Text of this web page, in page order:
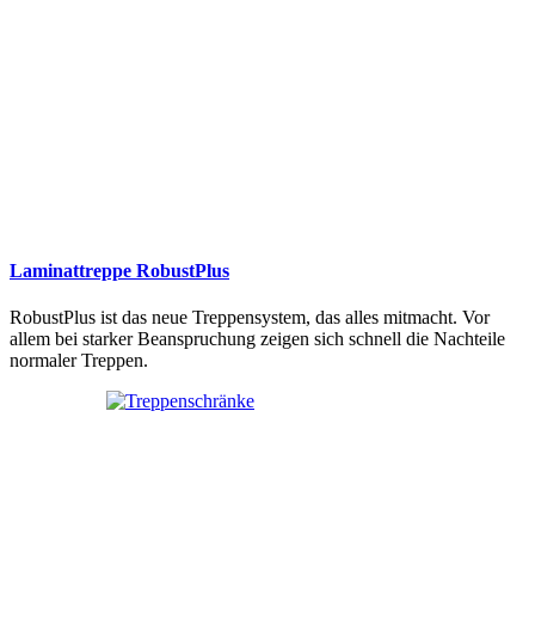
Laminattreppe RobustPlus
RobustPlus ist das neue Treppensystem, das alles mitmacht. Vor
allem bei starker Beanspruchung zeigen sich schnell die Nachteile
normaler Treppen.